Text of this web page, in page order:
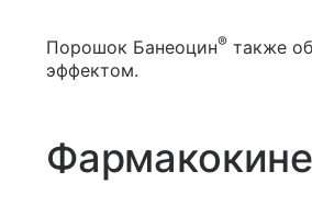
Порошок Банеоцин® также
эффектом.